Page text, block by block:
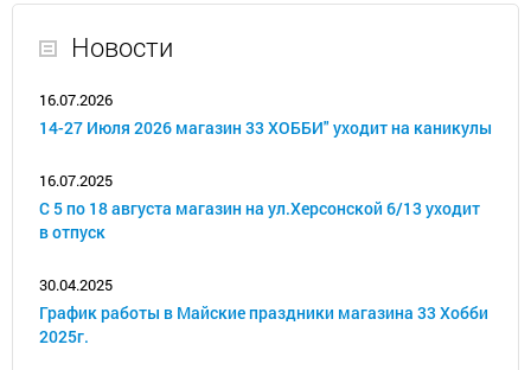
Новости
16.07.2026
14-27 Июля 2026 магазин 33 ХОББИ" уходит на каникулы
16.07.2025
С 5 по 18 августа магазин на ул.Херсонской 6/13 уходит
в отпуск
30.04.2025
График работы в Майские праздники магазина 33 Хобби
2025г.